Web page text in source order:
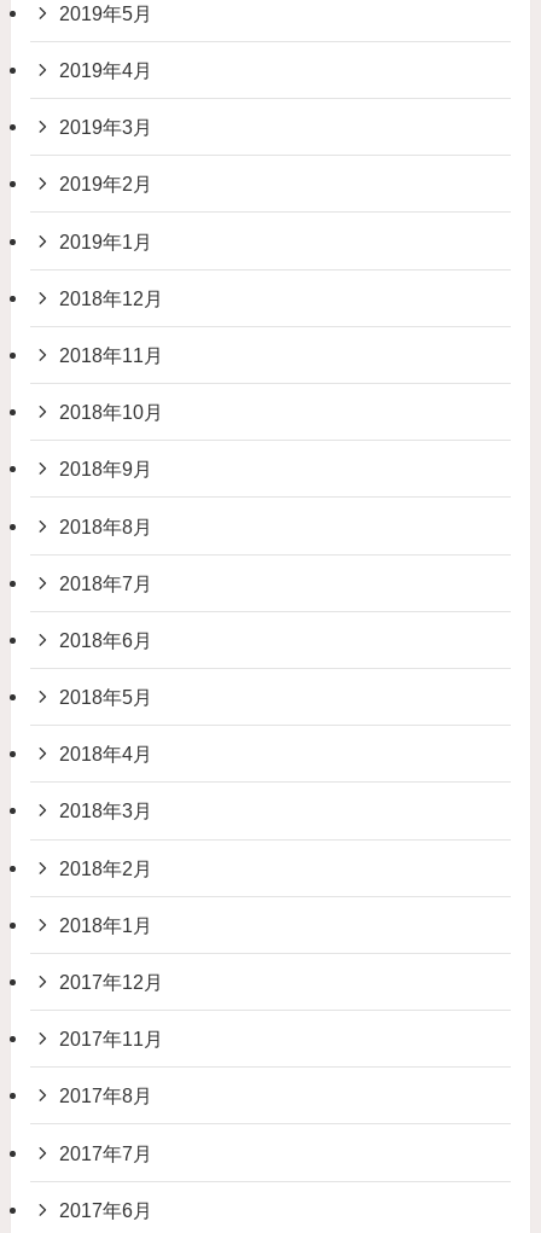
2019年5月
2019年4月
2019年3月
2019年2月
2019年1月
2018年12月
2018年11月
2018年10月
2018年9月
2018年8月
2018年7月
2018年6月
2018年5月
2018年4月
2018年3月
2018年2月
2018年1月
2017年12月
2017年11月
2017年8月
2017年7月
2017年6月